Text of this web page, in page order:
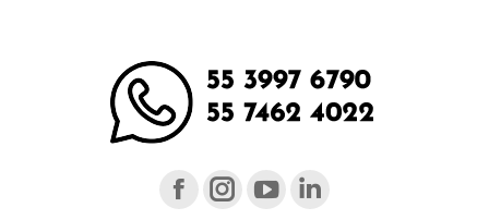
Facebook
Instagram
YouTube